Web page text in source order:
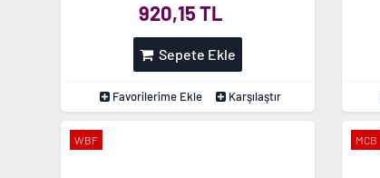
920,15 TL
Sepete Ekle
Favorilerime Ekle Karşılaştır
WBF MCB